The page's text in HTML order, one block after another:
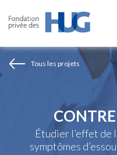
contenu
Tous les projets
Étudier l’effet
symptômes